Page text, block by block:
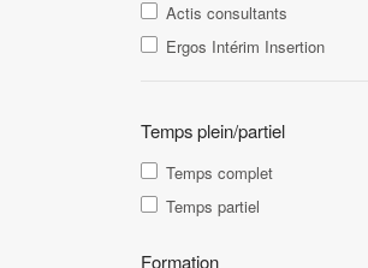
Actis consultants
Ergos Intérim Insertion
Temps plein/partiel
Temps complet
Temps partiel
Formation